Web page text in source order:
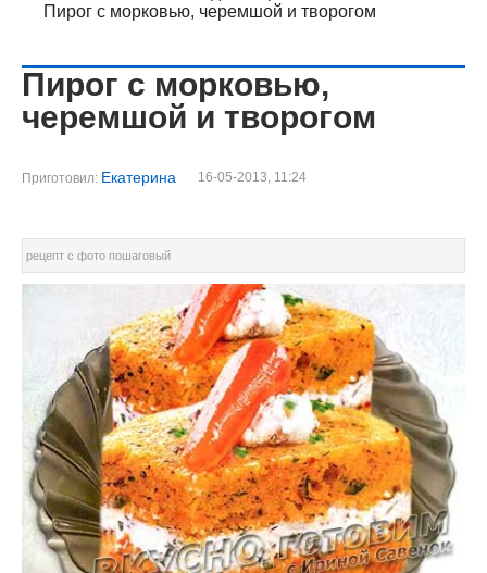
Пирог с морковью, черемшой и творогом
Пирог с морковью,
черемшой и творогом
Приготовил: Екатерина 16-05-2013, 11:24
рецепт с фото пошаговый